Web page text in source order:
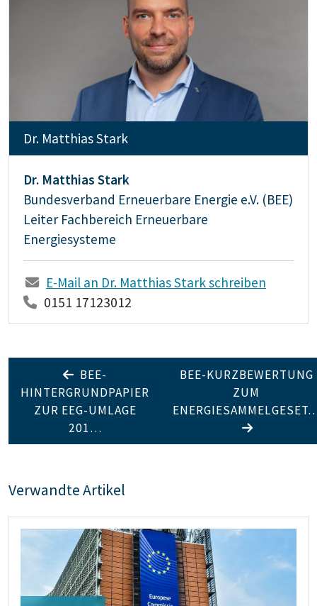
Dr. Matthias Stark
Dr. Matthias Stark
Bundesverband Erneuerbare Energie e.V. (BEE)
Leiter Fachbereich Erneuerbare
Energiesysteme
E-Mail an Dr. Matthias Stark schreiben
0151 17123012
BEE-
HINTERGRUNDPAPIER
ZUR EEG-UMLAGE
201…
BEE-KURZBEWERTUNG
ZUM
Verwandte Artikel